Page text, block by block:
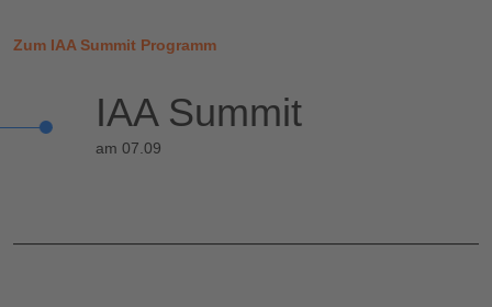
Zum IAA Summit Programm
IAA Summit
am 07.09